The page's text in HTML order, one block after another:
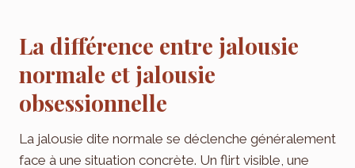
La différence entre jalousie
normale et jalousie
obsessionnelle
La jalousie dite normale se déclenche généralement
face à une situation concrète. Un flirt visible, une